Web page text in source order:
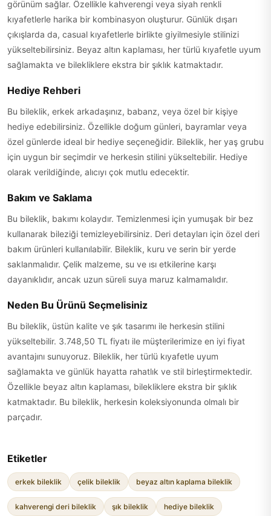
görünüm sağlar. Özellikle kahverengi veya siyah renkli
kıyafetlerle harika bir kombinasyon oluşturur. Günlük dışarı
çıkışlarda da, casual kıyafetlerle birlikte giyilmesiyle stilinizi
yükseltebilirsiniz. Beyaz altın kaplaması, her türlü kıyafetle uyum
sağlamakta ve bilekliklere ekstra bir şıklık katmaktadır.
Hediye Rehberi
Bu bileklik, erkek arkadaşınız, babanz, veya özel bir kişiye
hediye edebilirsiniz. Özellikle doğum günleri, bayramlar veya
özel günlerde ideal bir hediye seçeneğidir. Bileklik, her yaş grubu
için uygun bir seçimdir ve herkesin stilini yükseltebilir. Hediye
olarak verildiğinde, alıcıyı çok mutlu edecektir.
Bakım ve Saklama
Bu bileklik, bakımı kolaydır. Temizlenmesi için yumuşak bir bez
kullanarak bileziği temizleyebilirsiniz. Deri detayları için özel deri
bakım ürünleri kullanılabilir. Bileklik, kuru ve serin bir yerde
saklanmalıdır. Çelik malzeme, su ve ısı etkilerine karşı
dayanıklıdır, ancak uzun süreli suya maruz kalmamalıdır.
Neden Bu Ürünü Seçmelisiniz
Bu bileklik, üstün kalite ve şık tasarımı ile herkesin stilini
yükseltebilir. 3.748,50 TL fiyatı ile müşterilerimize en iyi fiyat
avantajını sunuyoruz. Bileklik, her türlü kıyafetle uyum
sağlamakta ve günlük hayatta rahatlık ve stil birleştirmektedir.
Özellikle beyaz altın kaplaması, bilekliklere ekstra bir şıklık
katmaktadır. Bu bileklik, herkesin koleksiyonunda olmalı bir
parçadır.
Etiketler
erkek bileklik çelik bileklik beyaz altın kaplama bileklik
kahverengi deri bileklik şık bileklik hediye bileklik